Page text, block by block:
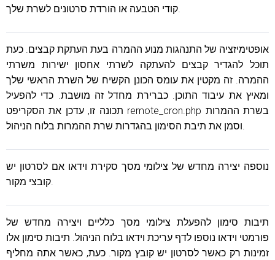
קודי הטבעה או הורדת סרטונים לשרת שלך.
אופטימיזציה של התנהגות מנוע ההמרה בעת העתקת קבצים. כעת
תוכל להגדיר קבצים להעתקה לשרתי אחסון ישירות משרתי
ההמרה. זה מקטין את עומס הכונן הקשיח של השרת הראשי שלך
ומאיץ את עיבוד התוכן. כברירת מחדל זה מושבת. כדי להפעיל
תכונה זו, עדכן את הסקריפט remote_cron.php בשרת ההמרות
וסמן את תיבת הסימון בהגדרות שרת ההמרות בלוח הניהול.
נוספה יצירה מחדש של צילומי מסך סקירת וידאו אם לסרטון יש
קובצי מקור.
תיבות סימון להפעלת צילומי מסך כלליים ויצירה מחדש של
פורמטי וידאו נוספו לדף עריכת וידאו בלוח הניהול. תיבות סימון אלו
זמינות רק כאשר לסרטון יש קובץ מקור. כעת, כאשר אתה מחליף